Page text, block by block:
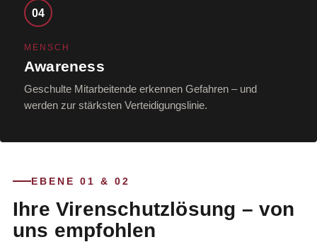
04
MENSCH
Awareness
Geschulte Mitarbeitende erkennen Gefahren – und
werden zur stärksten Verteidigungslinie.
EBENE 01 & 02
Ihre Virenschutzlösung – von
uns empfohlen